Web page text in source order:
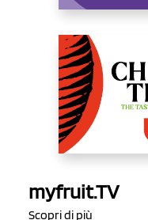
myfruit.TV
Scopri di più